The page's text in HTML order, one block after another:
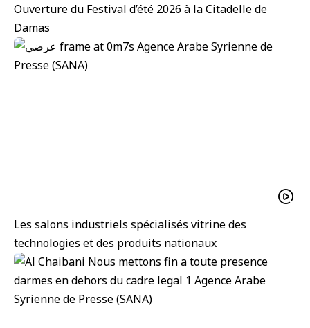
Ouverture du Festival d’été 2026 à la Citadelle de
Damas
Les salons industriels spécialisés vitrine des
technologies et des produits nationaux